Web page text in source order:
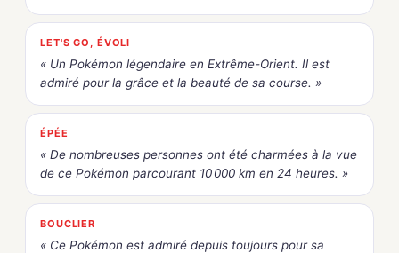
LET'S GO, ÉVOLI
« Un Pokémon légendaire en Extrême-Orient. Il est
admiré pour la grâce et la beauté de sa course. »
ÉPÉE
« De nombreuses personnes ont été charmées à la vue
de ce Pokémon parcourant 10 000 km en 24 heures. »
BOUCLIER
« Ce Pokémon est admiré depuis toujours pour sa